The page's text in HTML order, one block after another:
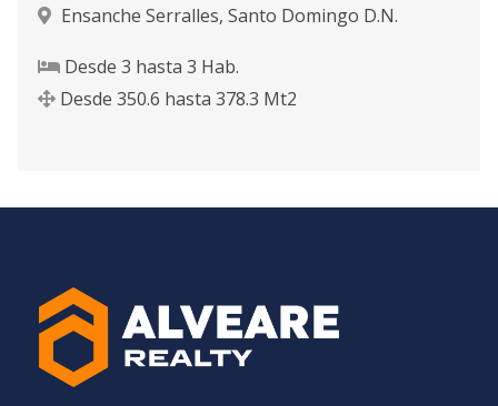
Ensanche Serralles, Santo Domingo D.N.
Desde 3 hasta 3 Hab.
Desde 350.6 hasta 378.3 Mt2